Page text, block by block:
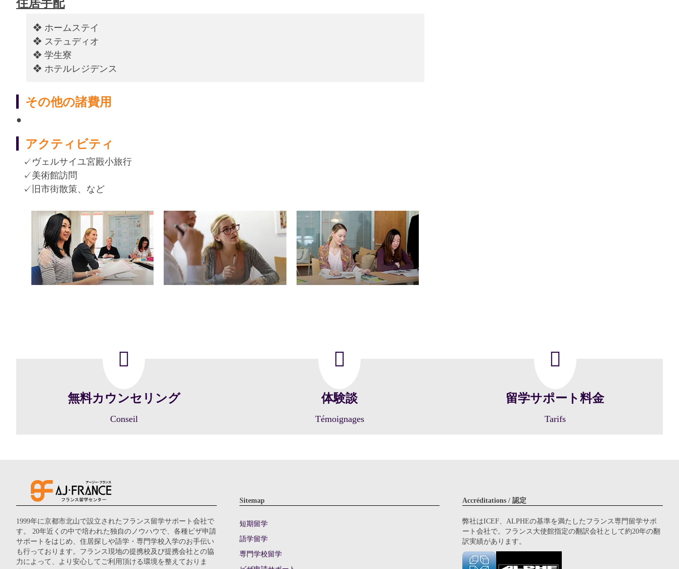
住居手配
❖ ホームステイ
❖ ステュディオ
❖ 学生寮
❖ ホテルレジデンス
その他の諸費用
●
アクティビティ
✓ヴェルサイユ宮殿小旅行
✓美術館訪問
✓旧市街散策、など
無料カウンセリング
Conseil
体験談
Témoignages
留学サポート料金
Tarifs
1999年に京都市北山で設立されたフランス留学サポート会社で
す。 20年近くの中で培われた独自のノウハウで、各種ビザ申請
サポートをはじめ、住居探しや語学・専門学校入学のお手伝い
も行っております。フランス現地の提携校及び提携会社との協
力によって、より安心してご利用頂ける環境を整えておりま
Sitemap
短期留学
語学留学
専門学校留学
Accréditations / 認定
弊社はICEF、ALPHEの基準を満たしたフランス専門留学サポ
ート会社で。フランス大使館指定の翻訳会社として約20年の翻
訳実績があります。